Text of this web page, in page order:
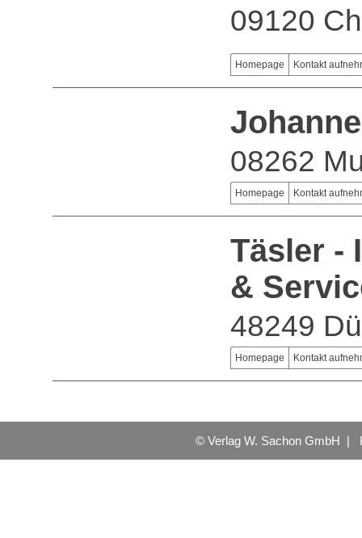
09120
Homepage Kontakt
08262
Homepage Kontakt
Täsler -
&
48249
Homepage Kontakt
© Verlag W. Sachon GmbH |